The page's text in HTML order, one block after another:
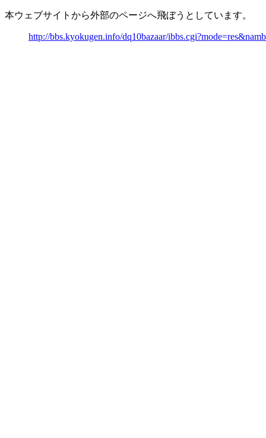
本ウェブサイトから外部のページへ飛ぼうとしています。
http://bbs.kyokugen.info/dq10bazaar/